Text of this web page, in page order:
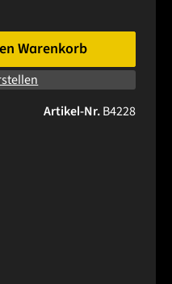
Wert ein oder benutze
Warenkorb
Artikel-Nr.B4228